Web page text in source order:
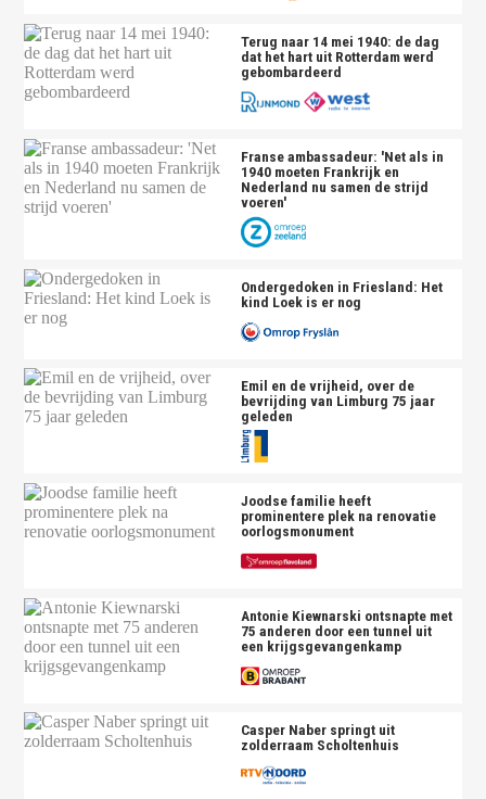
Terug naar 14 mei 1940: de dag
dat het hart uit Rotterdam werd
gebombardeerd
Franse ambassadeur: 'Net als in
1940 moeten Frankrijk en
Nederland nu samen de strijd
voeren'
Ondergedoken in Friesland: Het
kind Loek is er nog
Emil en de vrijheid, over de
bevrijding van Limburg 75 jaar
geleden
Joodse familie heeft
prominentere plek na renovatie
oorlogsmonument
Antonie Kiewnarski ontsnapte met
75 anderen door een tunnel uit
een krijgsgevangenkamp
Casper Naber springt uit
zolderraam Scholtenhuis